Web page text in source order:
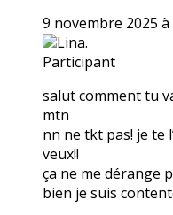
9 novembre 2025
Lina.
Participant
salut comment tu
mtn
nn ne tkt pas! je te
veux!!
ça ne me dérange
bien je suis